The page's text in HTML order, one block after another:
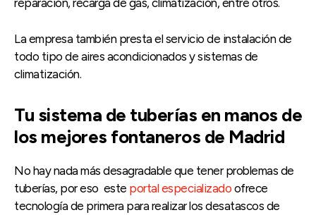
La empresa también presta el servicio de instalación de
todo tipo de aires acondicionados y sistemas de
climatización.
Tu sistema de tuberías en manos de
los mejores fontaneros de Madrid
No hay nada más desagradable que tener problemas de
tuberías, por eso este portal especializado ofrece
tecnología de primera para realizar los desatascos de